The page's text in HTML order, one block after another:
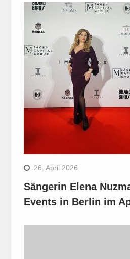
26. April 2026
Sängerin Elena
Events in Berlin im